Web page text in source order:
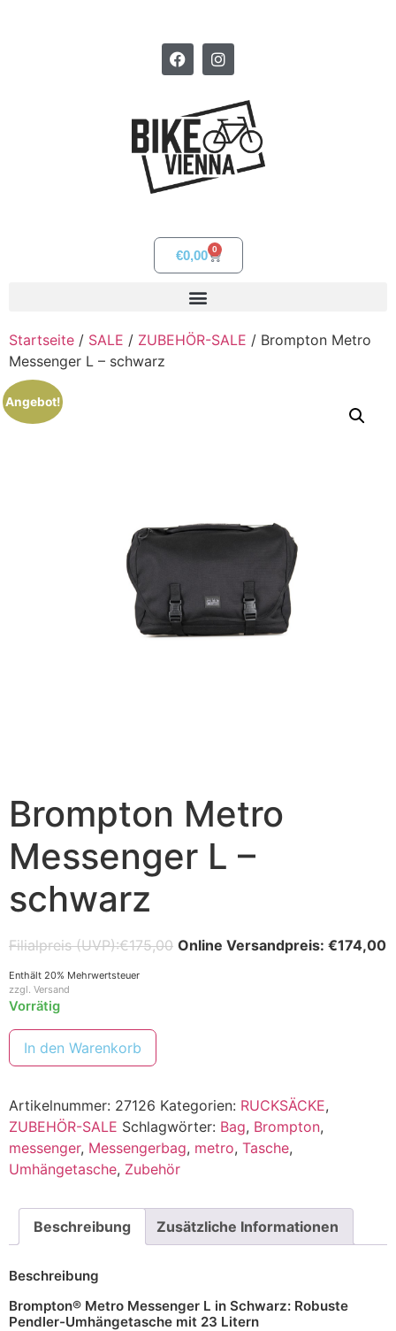
€0,00 0
Startseite / SALE / ZUBEHÖR-SALE / Brompton Metro
Messenger L – schwarz
Angebot!
Brompton Metro
Messenger L –
schwarz
€175,00 €174,00
Enthält 20% Mehrwertsteuer
zzgl. Versand
Vorrätig
In den Warenkorb
Artikelnummer: 27126 Kategorien: RUCKSÄCKE,
ZUBEHÖR-SALE Schlagwörter: Bag, Brompton,
messenger, Messengerbag, metro, Tasche,
Umhängetasche, Zubehör
Beschreibung Zusätzliche Informationen
Beschreibung
Brompton® Metro Messenger L in Schwarz: Robuste
Pendler-Umhängetasche mit 23 Litern